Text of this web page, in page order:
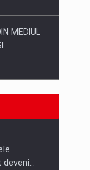
MEDIUL
in
si